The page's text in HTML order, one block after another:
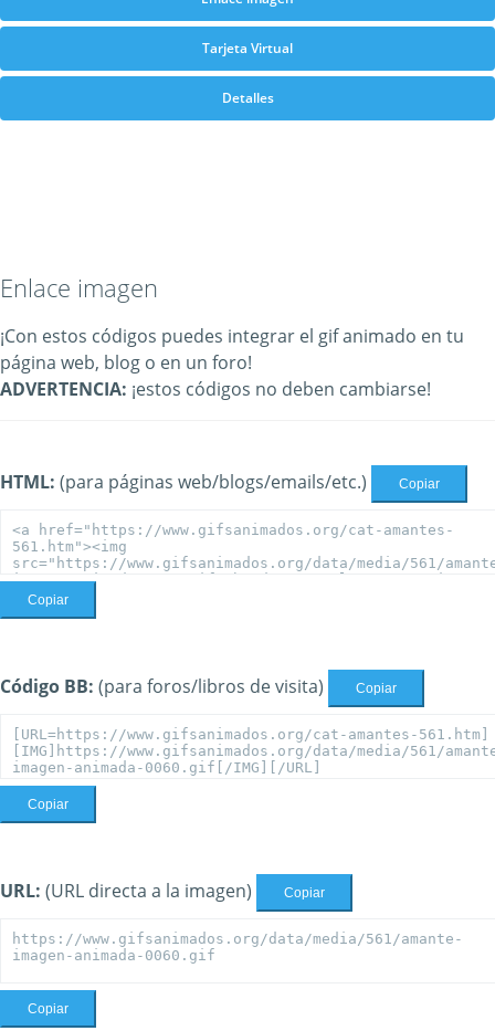
Tarjeta Virtual
Detalles
Enlace imagen
¡Con estos códigos puedes integrar el gif animado en tu
página web, blog o en un foro!
ADVERTENCIA: ¡estos códigos no deben cambiarse!
HTML: (para páginas web/blogs/emails/etc.) Copiar
Copiar
Código BB: (para foros/libros de visita) Copiar
Copiar
URL: (URL directa a la imagen) Copiar
Copiar